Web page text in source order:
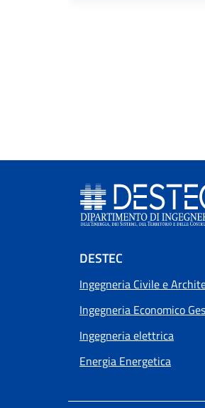
Footer
DESTEC
Ingegneria Civile e
Ingegneria Economico
Ingegneria elettrica
Energia Energetica